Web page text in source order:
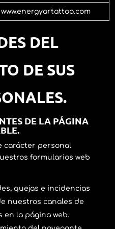
www.energyartattoo.com
DEL
DE SUS
DE LA PÁGINA
carácter personal
formularios web
quejas e incidencias
nuestros canales de
en la página web.